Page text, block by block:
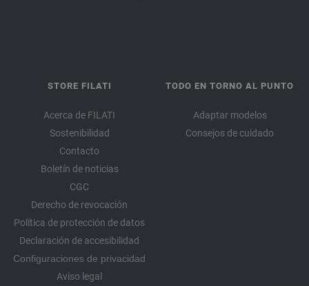
STORE FILATI
Acerca de FILATI
Sostenibilidad
Contacto
Boletín de noticias
CGC
Derecho de revocación
Política de protección de datos
Declaración de accesibilidad
Configuraciones de privacidad
Aviso legal
TODO EN TORNO AL PUNTO
Adaptar modelos
Consejos de cuidado